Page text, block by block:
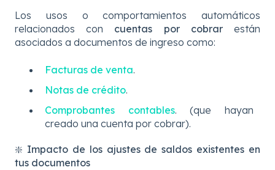
Los usos o comportamientos automáticos
relacionados con cuentas por cobrarestán
asociados a documentos de ingreso como:
Facturas de venta.
Notas de crédito.
Comprobantes contables. (que hayan
creado una cuenta por cobrar).
❇️ Impacto de los ajustes de saldos existentes en
tus documentos